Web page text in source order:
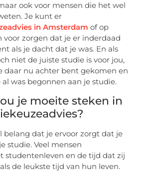
ook voor mensen die het wel
Je kunt er
in Amsterdam of op
voor zorgen dat je er inderdaad
als je dacht dat je was. En als
niet de juiste studie is voor jou,
daar nu achter bent gekomen en
was begonnen aan je studie.
je moeite steken in
belang dat je ervoor zorgt dat je
studie. Veel mensen
studentenleven en de tijd dat zij
de leukste tijd van hun leven.